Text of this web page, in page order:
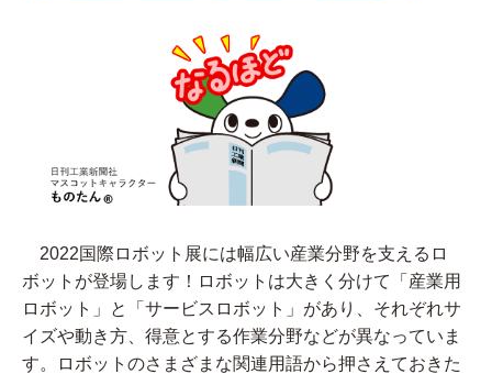
2022国際ロボット展には幅広い産業分野を支えるロ
ボットが登場します！ロボットは大きく分けて「産業用
ロボット」と「サービスロボット」があり、それぞれサ
イズや動き方、得意とする作業分野などが異なっていま
す。ロボットのさまざまな関連用語から押さえておきた